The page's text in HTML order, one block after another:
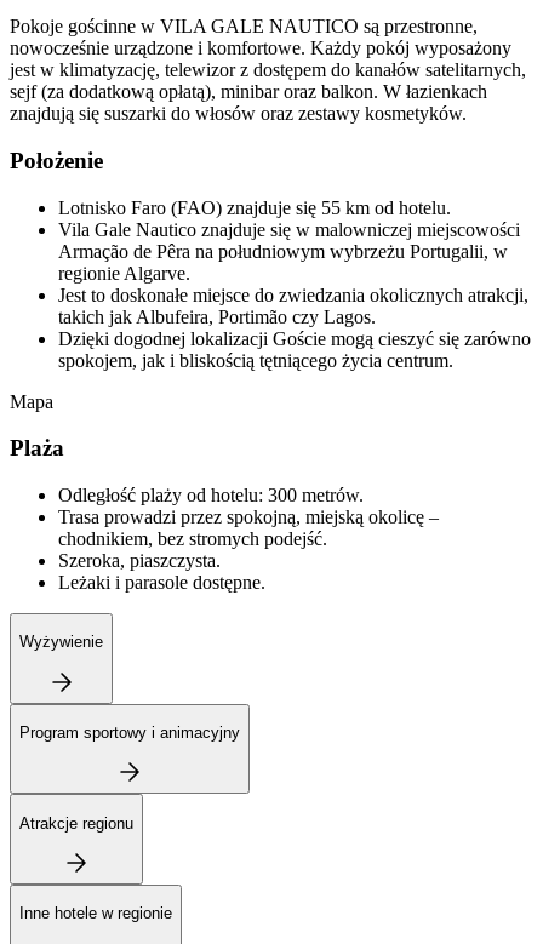
Pokoje gościnne w VILA GALE NAUTICO są przestronne,
nowocześnie urządzone i komfortowe. Każdy pokój wyposażony
jest w klimatyzację, telewizor z dostępem do kanałów satelitarnych,
sejf (za dodatkową opłatą), minibar oraz balkon. W łazienkach
znajdują się suszarki do włosów oraz zestawy kosmetyków.
Położenie
Lotnisko Faro (FAO) znajduje się 55 km od hotelu.
Vila Gale Nautico znajduje się w malowniczej miejscowości
Armação de Pêra na południowym wybrzeżu Portugalii, w
regionie Algarve.
Jest to doskonałe miejsce do zwiedzania okolicznych atrakcji,
takich jak Albufeira, Portimão czy Lagos.
Dzięki dogodnej lokalizacji Goście mogą cieszyć się zarówno
spokojem, jak i bliskością tętniącego życia centrum.
Mapa
Plaża
Odległość plaży od hotelu: 300 metrów.
Trasa prowadzi przez spokojną, miejską okolicę –
chodnikiem, bez stromych podejść.
Szeroka, piaszczysta.
Leżaki i parasole dostępne.
Wyżywienie
Program sportowy i animacyjny
Atrakcje regionu
Inne hotele w regionie